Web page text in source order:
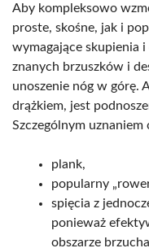
Aby kompleksowo
proste, skośne, jak i
wymagające skupienia
znanych brzuszków i
unoszenie nóg w górę.
drążkiem, jest
Szczególnym uznaniem
plank,
popularny
spięcia z
ponieważ
obszarze